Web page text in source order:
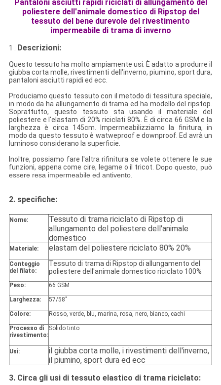
Pantaloni asciutti rapidi riciclati di allungamento del
poliestere dell'animale domestico di Ripstop del
tessuto del bene durevole del rivestimento
impermeabile di trama di inverno
1 . Descrizioni:
Questo tessuto ha molto ampiamente usi. È adatto a produrre il
giubba corta molle, rivestimenti dell'inverno, piumino, sport dura,
pantaloni asciutti rapidi ed ecc.
Produciamo questo tessuto con il metodo di tessitura speciale,
in modo da ha allungamento di trama ed ha modello del ripstop.
Soprattutto, questo tessuto sta usando il materiale del
poliestere e l'elastam di 20% riciclati 80%. È di circa 66 GSM e la
larghezza è circa 145cm. Impermeabilizziamo la finitura, in
modo da questo tessuto è watweproof e downproof. Ed avrà un
luminoso considerano la superficie.
Inoltre, possiamo fare l'altra rifinitura se volete ottenere le sue
funzioni, appena come cire, legame o il tricot. Dopo questo, può
essere resa impermeabile ed antivento.
2.specifiche:
Nome:
Tessuto di trama riciclato di Ripstop di
allungamento del poliestere dell'animale
domestico
Materiale: elastam del poliestere riciclato 80% 20%
Conteggio
del filato:
Tessuto di trama di Ripstop di allungamento del
poliestere dell'animale domestico riciclato 100%
Peso: 66 GSM
Larghezza: 57/58"
Colore: Rosso, verde, blu, marina, rosa, nero, bianco, cachi
Processo di
rivestimento:
Solido tinto
Usi:
il giubba corta molle, i rivestimenti dell'inverno,
il piumino, sport dura ed ecc
3. Circa gli usi di tessuto elastico di trama riciclato: